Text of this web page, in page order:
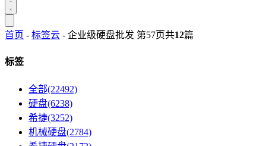
首页 - 标签云 - 企业级硬盘批发 第57页共12篇
标签
全部(22492)
硬盘(6238)
希捷(3252)
机械硬盘(2784)